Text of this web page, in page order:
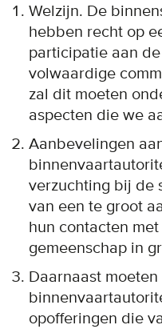
Welzijn. De
hebben recht op
participatie aan
volwaardige
zal dit moeten
aspecten die we
Aanbevelingen
verzuchting bij de
van een te groot
hun contacten
gemeenschap in
Daarnaast
opofferingen die